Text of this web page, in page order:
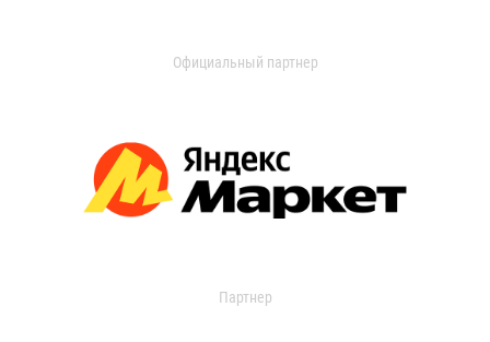
Официальный партнер
Партнер